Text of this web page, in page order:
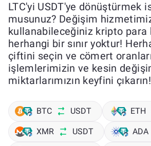
LTC'yi USDT'ye dönüştürmek
musunuz? Değişim
kullanabileceğiniz kripto para
herhangi bir sınır yoktur!
çiftini seçin ve cömert
işlemlerimizin ve kesin
miktarlarımızın keyfini çıkarın!
BTC USDT ETH
XMR USDT ADA